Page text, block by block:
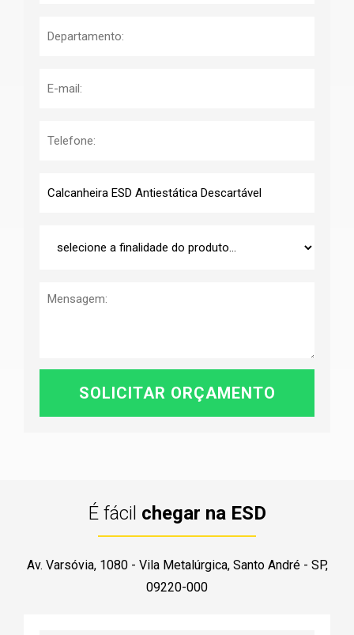
É fácil chegar na ESD
Av. Varsóvia, 1080 - Vila Metalúrgica, Santo André - SP,
09220-000